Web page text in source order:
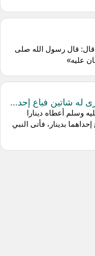
قال رسول الله صلى
عليه»
له شاتين فباع إحد...
وسلم أعطاه دينارا
بدينار، فأتى النبي